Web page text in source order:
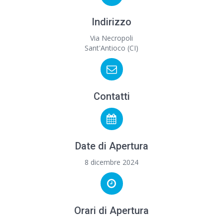
Indirizzo
Via Necropoli
Sant'Antioco (CI)
Contatti
Date di Apertura
8 dicembre 2024
Orari di Apertura